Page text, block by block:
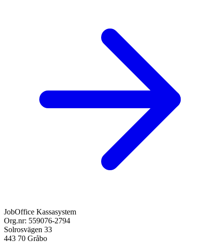
JobOffice Kassasystem
Org.nr: 559076-2794
Solrosvägen 33
443 70 Gråbo